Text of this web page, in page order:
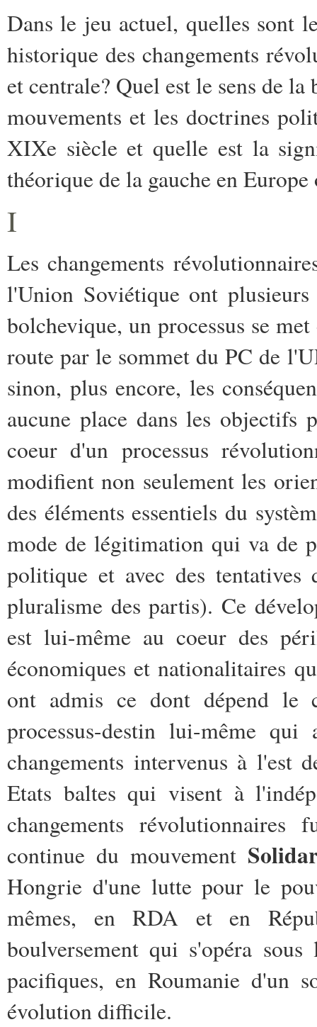
Dans le jeu actuel, quelles sont
historique des changements
et centrale? Quel est le sens de
mouvements et les doctrines
XIXe siècle et quelle est la
théorique de la gauche en
I
Les changements
l'Union Soviétique ont
bolchevique, un processus se
route par le sommet du PC de
sinon, plus encore, les
aucune place dans les objectifs
coeur d'un processus
modifient non seulement les
des éléments essentiels du
mode de légitimation qui va de
politique et avec des
pluralisme des partis). Ce
est lui-même au coeur des
économiques et nationalitaires
ont admis ce dont dépend le
processus-destin lui-même
changements intervenus à l'est
Etats baltes qui visent à
changements révolutionnaires
continue du mouvement
Hongrie d'une lutte pour le
mêmes, en RDA et en
boulversement qui s'opéra
pacifiques, en Roumanie d'un
évolution difficile.